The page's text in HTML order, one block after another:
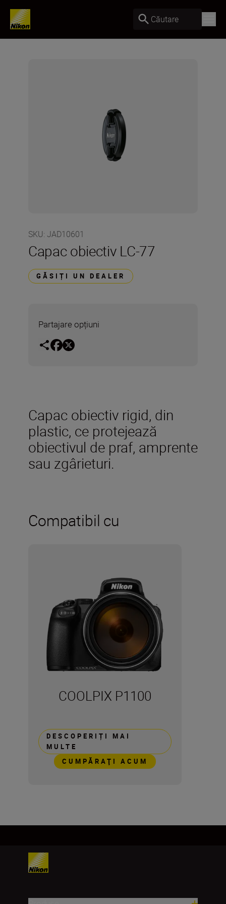
Căutare
SKU: JAD10601
Capac obiectiv LC-77
GĂSIȚI UN DEALER
Partajare opțiuni
Capac obiectiv rigid, din
plastic, ce protejează
obiectivul de praf, amprente
sau zgârieturi.
Compatibil cu
COOLPIX P1100
DESCOPERIȚI MAI
MULTE
CUMPĂRAŢI ACUM